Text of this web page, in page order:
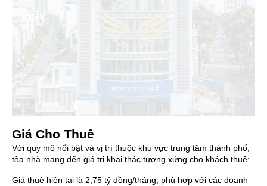
Giá Cho Thuê
Với quy mô nổi bật và vị trí thuộc khu vực trung tâm thành phố,
tòa nhà mang đến giá trị khai thác tương xứng cho khách thuê:
Giá thuê hiện tại là 2,75 tỷ đồng/tháng, phù hợp với các doanh